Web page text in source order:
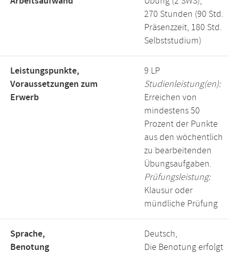
270 Stunden (90 Std.
Präsenzzeit, 180 Std.
Selbststudium)
Leistungspunkte,
Voraussetzungen zum
Erwerb
9 LP
Studienleistung(en):
Erreichen von
mindestens 50
Prozent der Punkte
aus den wöchentlich
zu bearbeitenden
Übungsaufgaben.
Prüfungsleistung:
Klausur oder
mündliche Prüfung
Sprache,
Benotung
Deutsch,
Die Benotung erfolgt